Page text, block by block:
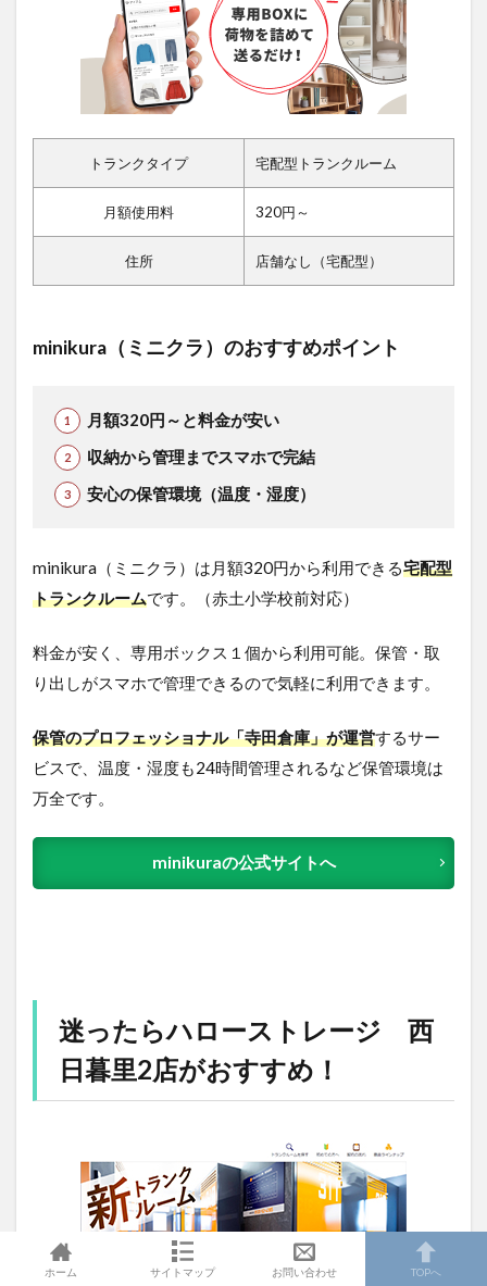
トランクタイプ 宅配型トランクルーム
月額使用料 320円～
住所 店舗なし（宅配型）
minikura（ミニクラ）のおすすめポイント
月額320円～と料金が安い
収納から管理までスマホで完結
安心の保管環境（温度・湿度）
minikura（ミニクラ）は月額320円から利用できる宅配型
トランクルームです。（赤土小学校前対応）
料金が安く、専用ボックス１個から利用可能。保管・取
り出しがスマホで管理できるので気軽に利用できます。
保管のプロフェッショナル「寺田倉庫」が運営するサー
ビスで、温度・湿度も24時間管理されるなど保管環境は
万全です。
minikuraの公式サイトへ
迷ったらハローストレージ 西
日暮里2店がおすすめ！
ホーム サイトマップ お問い合わせ TOPへ